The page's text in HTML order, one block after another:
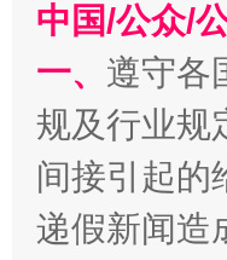
千年窑火
中国/公众/
一、 遵守各
规及行业规
间接引起的
递假新闻造